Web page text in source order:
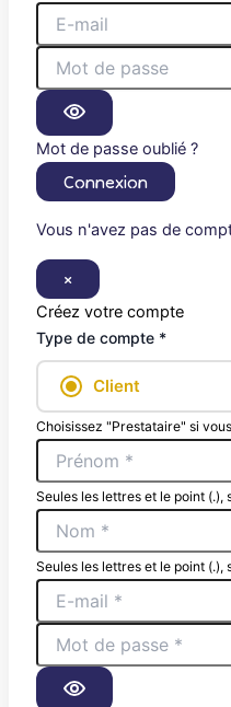
Mot de passe oublié ?
Connexion
Vous n'avez pas de
×
Créez votre compte
Type de compte *
Client
Choisissez "Prestataire" si
Seules les lettres et le point
Seules les lettres et le point